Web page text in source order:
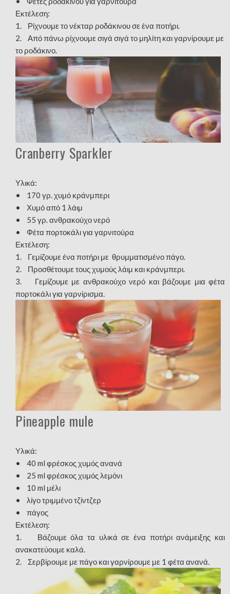
Εκτέλεση:
1. Ρίχνουμε το νέκταρ ροδάκινου σε ένα ποτήρι.
2. Από πάνω ρίχνουμε σιγά σιγά το μηλίτη και γαρνίρουμε με
το ροδάκινο.
Cranberry Sparkler
Υλικά:
• 170 γρ. χυμό κράνμπερι
• Χυμό από 1 λάιμ
• 55 γρ. ανθρακούχο νερό
• Φέτα πορτοκάλι για γαρνιτούρα
Εκτέλεση:
1. Γεμίζουμε ένα ποτήρι με θρυμματισμένο πάγο.
2. Προσθέτουμε τους χυμούς λάιμ και κράνμπερι.
3. Γεμίζουμε με ανθρακούχο νερό και βάζουμε μια φέτα
πορτοκάλι για γαρνίρισμα.
Pineapple mule
Υλικά:
• 40 ml φρέσκος χυμός ανανά
• 25 ml φρέσκος χυμός λεμόνι
• 10 ml μέλι
• λίγο τριμμένο τζίντζερ
• πάγος
Εκτέλεση:
1. Βάζουμε όλα τα υλικά σε ένα ποτήρι ανάμειξης και
ανακατεύουμε καλά.
2. Σερβίρουμε με πάγο και γαρνίρουμε με 1 φέτα ανανά.